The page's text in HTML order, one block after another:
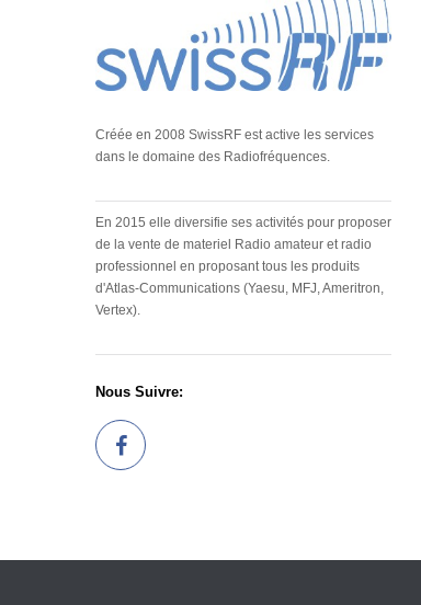
Créée en 2008 SwissRF est active les services
dans le domaine des Radiofréquences.
En 2015 elle diversifie ses activités pour proposer
de la vente de materiel Radio amateur et radio
professionnel en proposant tous les produits
d'Atlas-Communications (Yaesu, MFJ, Ameritron,
Vertex).
Nous Suivre: